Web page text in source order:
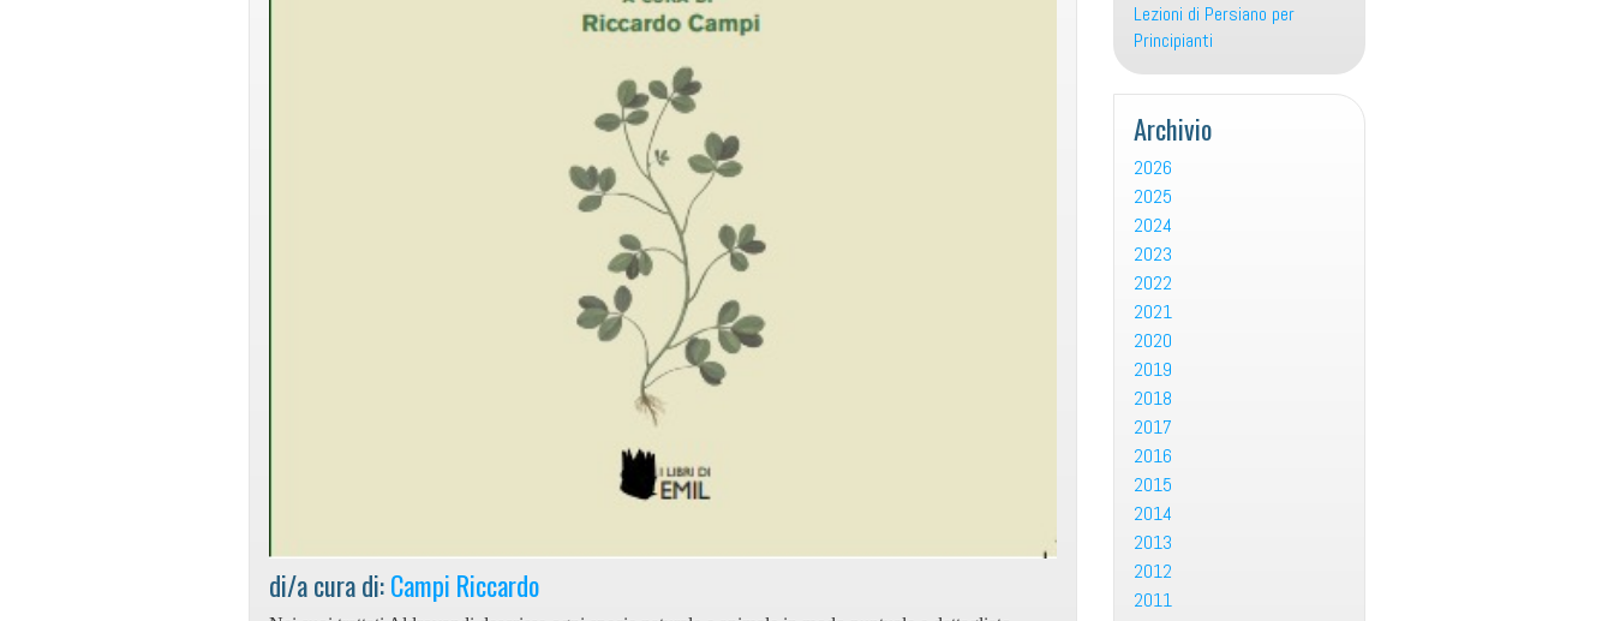
di/a cura di:Campi Riccardo
Lezioni di Persiano per
Principianti
Archivio
2026
2025
2024
2023
2022
2021
2020
2019
2018
2017
2016
2015
2014
2013
2012
2011